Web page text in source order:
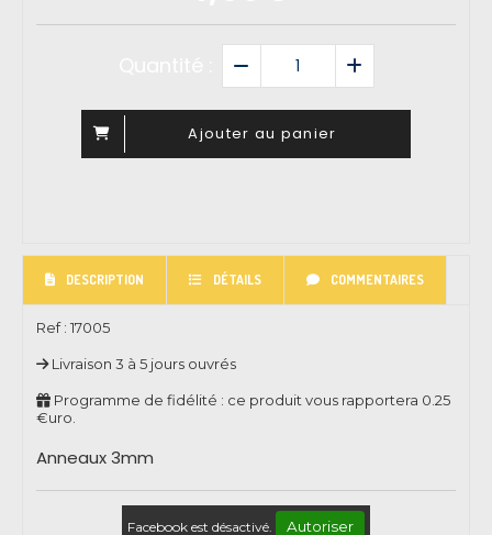
Ajouter au panier
DESCRIPTION DÉTAILS COMMENTAIRES
Ref : 17005
Livraison 3 à 5 jours ouvrés
Programme de fidélité : ce produit vous rapportera 0.25
€uro.
Anneaux 3mm
Facebook est désactivé. Autoriser